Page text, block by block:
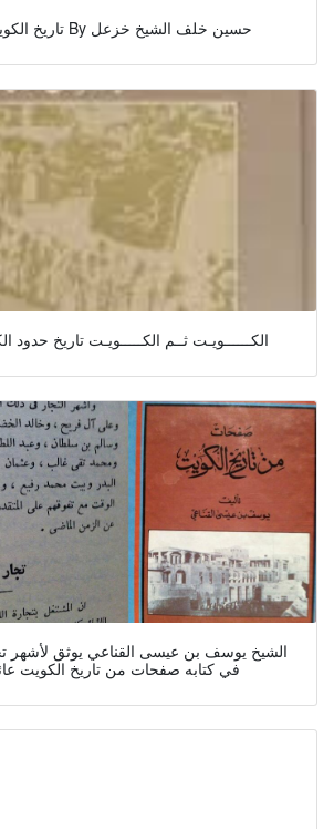
تاريخ الكويت السياسي By حسين خلف الشيخ خزعل
الكــــــويـت ثــم الكـــــويـت تاريخ
الشيخ يوسف بن عيسى القناعي يوثق لأشهر
في كتابه صفحات من تاريخ الكويت